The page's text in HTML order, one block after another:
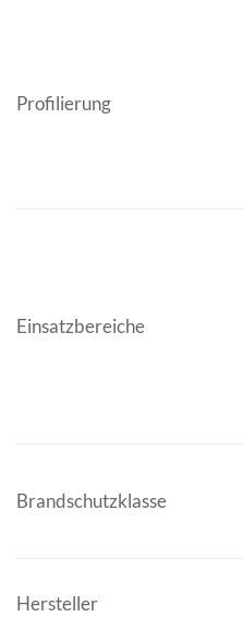
Profilierung
Einsatzbereiche
Brandschutzklasse
Hersteller